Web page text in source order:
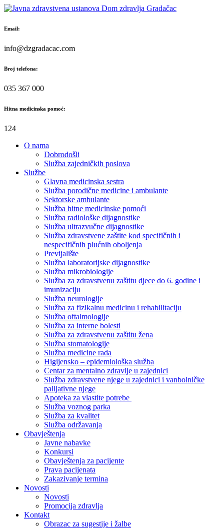
Skip
content
Email:
info@dzgradacac.com
Broj telefona:
035 367 000
Hitna medicinska pomoć:
124
O nama
Dobrodošli
Služba zajedničkih poslova
Službe
Glavna medicinska sestra
Služba porodične medicine i ambulante
Sektorske ambulante
Služba hitne medicinske pomoći
Služba radiološke dijagnostike
Služba ultrazvučne dijagnostike
Služba zdravstvene zaštite kod specifičnih i
nespecifičnih plućnih oboljenja
Previjalište
Služba laboratorijske dijagnostike
Služba mikrobiologije
Služba za zdravstvenu zaštitu djece do 6. godine i
imunizaciju
Služba neurologije
Služba za fizikalnu medicinu i rehabilitaciju
Služba oftalmologije
Služba za interne bolesti
Služba za zdravstvenu zaštitu žena
Služba stomatologije
Služba medicine rada
Higijensko – epidemiološka služba
Centar za mentalno zdravlje u zajednici
Služba zdravstvene njege u zajednici i vanbolničke
palijativne njege
Apoteka za vlastite potrebe
Služba voznog parka
Služba za kvalitet
Služba održavanja
Obavještenja
Javne nabavke
Konkursi
Obavještenja za pacijente
Prava pacijenata
Zakazivanje termina
Novosti
Novosti
Promocija zdravlja
Kontakt
Obrazac za sugestije i žalbe